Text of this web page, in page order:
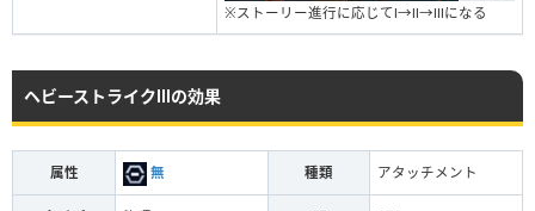
※ストーリー進行に応じてⅠ→Ⅱ→Ⅲになる
ヘビーストライクⅢの効果
属性 無 種類 アタッチメント